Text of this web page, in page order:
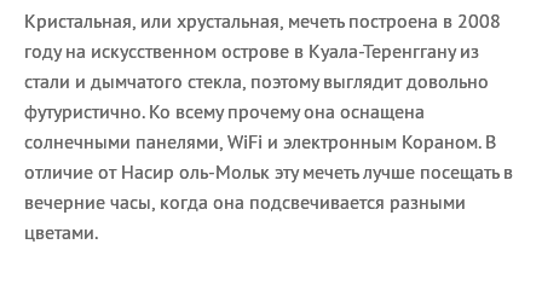
Кристальная, или хрустальная, мечеть построена в 2008
году на искусственном острове в Куала-Теренггану из
стали и дымчатого стекла, поэтому выглядит довольно
футуристично. Ко всему прочему она оснащена
солнечными панелями, WiFi и электронным Кораном. В
отличие от Насир оль-Мольк эту мечеть лучше посещать в
вечерние часы, когда она подсвечивается разными
цветами.